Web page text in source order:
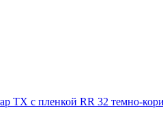
TX с пленкой RR 32 темно-